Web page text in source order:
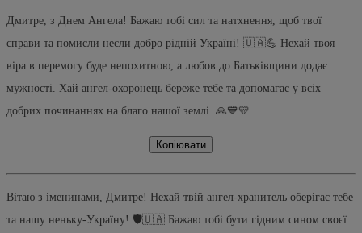
Дмитре, з Днем Ангела! Бажаю тобі сил та натхнення, щоб твої
справи та помисли несли добро рідній Україні! 🇺🇦💪 Нехай твоя
віра в перемогу буде непохитною, а любов до Батьківщини додає
мужності. Хай ангел-охоронець береже тебе та допомагає у всіх
добрих починаннях на благо нашої землі. 🙏💙💛
Копіювати
Вітаю з іменинами, Дмитре! Нехай твій ангел-хранитель оберігає тебе
та нашу неньку-Україну! 🛡️🇺🇦 Бажаю тобі бути гідним сином своєї